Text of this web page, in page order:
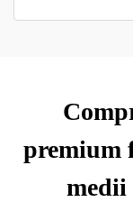
premium
medii